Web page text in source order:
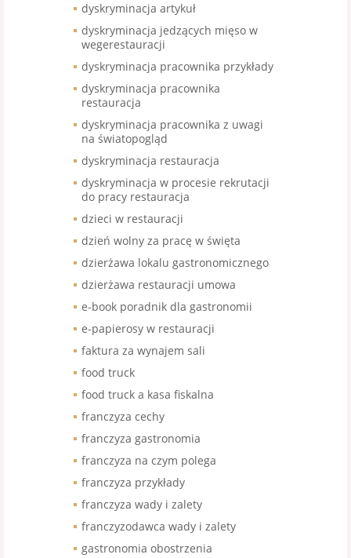
dyskryminacja artykuł
dyskryminacja jedzących mięso w
wegerestauracji
dyskryminacja pracownika przykłady
dyskryminacja pracownika
restauracja
dyskryminacja pracownika z uwagi
na światopogląd
dyskryminacja restauracja
dyskryminacja w procesie rekrutacji
do pracy restauracja
dzieci w restauracji
dzień wolny za pracę w święta
dzierżawa lokalu gastronomicznego
dzierżawa restauracji umowa
e-book poradnik dla gastronomii
e-papierosy w restauracji
faktura za wynajem sali
food truck
food truck a kasa fiskalna
franczyza cechy
franczyza gastronomia
franczyza na czym polega
franczyza przykłady
franczyza wady i zalety
franczyzodawca wady i zalety
gastronomia obostrzenia